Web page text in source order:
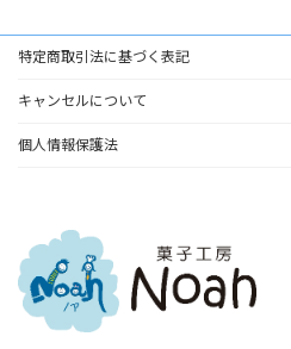
特定商取引法に基づく表記
キャンセルについて
個人情報保護法